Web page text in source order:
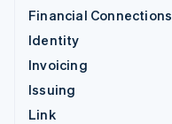
Financial Connections
Identity
Invoicing
Issuing
Link